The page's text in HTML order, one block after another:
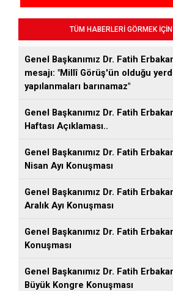
TÜM HABERLERİ GÖRMEK
Genel Başkanımız Dr. Fatih
mesajı: "Millî Görüş'ün olduğu
yapılanmaları barınamaz"
Genel Başkanımız Dr. Fatih
Haftası Açıklaması..
Genel Başkanımız Dr. Fatih
Nisan Ayı Konuşması
Genel Başkanımız Dr. Fatih
Aralık Ayı Konuşması
Genel Başkanımız Dr. Fatih
Konuşması
Genel Başkanımız Dr. Fatih
Büyük Kongre Konuşması